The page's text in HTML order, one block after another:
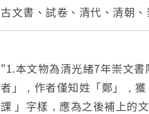
古文書、試卷、清代、清朝
"1.本文物為清光緒7年崇文
者」，作者僅知姓「鄭」，
課 」字樣，應為之後補上的